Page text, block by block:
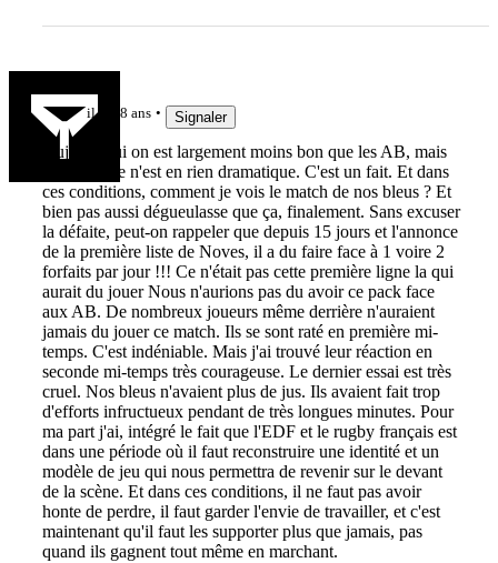
il y a 8 ans Signaler
Aujourd'hui on est largement moins bon que les AB, mais
pour moi ce n'est en rien dramatique. C'est un fait. Et dans
ces conditions, comment je vois le match de nos bleus ? Et
bien pas aussi dégueulasse que ça, finalement. Sans excuser
la défaite, peut-on rappeler que depuis 15 jours et l'annonce
de la première liste de Noves, il a du faire face à 1 voire 2
forfaits par jour !!! Ce n'était pas cette première ligne la qui
aurait du jouer Nous n'aurions pas du avoir ce pack face
aux AB. De nombreux joueurs même derrière n'auraient
jamais du jouer ce match. Ils se sont raté en première mi-
temps. C'est indéniable. Mais j'ai trouvé leur réaction en
seconde mi-temps très courageuse. Le dernier essai est très
cruel. Nos bleus n'avaient plus de jus. Ils avaient fait trop
d'efforts infructueux pendant de très longues minutes. Pour
ma part j'ai, intégré le fait que l'EDF et le rugby français est
dans une période où il faut reconstruire une identité et un
modèle de jeu qui nous permettra de revenir sur le devant
de la scène. Et dans ces conditions, il ne faut pas avoir
honte de perdre, il faut garder l'envie de travailler, et c'est
maintenant qu'il faut les supporter plus que jamais, pas
quand ils gagnent tout même en marchant.